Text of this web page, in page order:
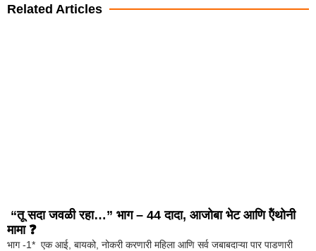
Related Articles
“तू सदा जवळी रहा…” भाग – 44 दादा, आजोबा भेट आणि ऍंथोनी
मामा ❓️
भाग -1* एक आई, बायको, नोकरी करणारी महिला आणि सर्व जबाबदाऱ्या पार पाडणारी